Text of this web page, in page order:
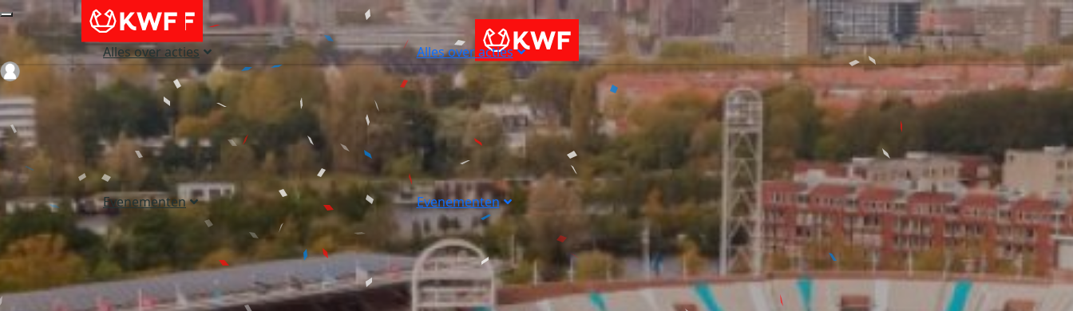
Alles over acties
Evenementen
Alles over acties
Evenementen
Login